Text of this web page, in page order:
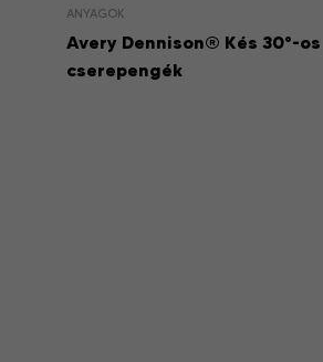
ANYAGOK
Avery Dennison® Kés 30°-os
cserepengék